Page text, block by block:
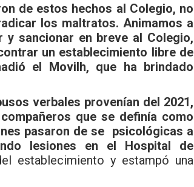
de estos hechos al Colegio, no
los maltratos. Animamos a
y sancionar en breve al Colegio,
un establecimiento libre de
el Movilh, que ha brindado
verbales provenían del 2021,
que se definía como
pasaron de se psicológicas a
lesiones en el Hospital de
establecimiento y estampó una